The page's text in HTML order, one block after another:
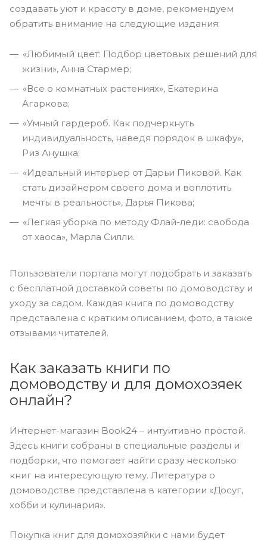
создавать уют и красоту в доме, рекомендуем
обратить внимание на следующие издания:
«Любимый цвет: Подбор цветовых решений для
жизни», Анна Стармер;
«Все о комнатных растениях», Екатерина
Агаркова;
«Умный гардероб. Как подчеркнуть
индивидуальность, наведя порядок в шкафу»,
Риз Анушка;
«Идеальный интерьер от Дарьи Пиковой. Как
стать дизайнером своего дома и воплотить
мечты в реальность», Дарья Пикова;
«Легкая уборка по методу Флай-леди: свобода
от хаоса», Марла Силли.
Пользователи портала могут подобрать и заказать
с бесплатной доставкой советы по домоводству и
уходу за садом. Каждая книга по домоводству
представлена с кратким описанием, фото, а также
отзывами читателей.
Как заказать книги по
домоводству и для домохозяек
онлайн?
Интернет-магазин Book24 – интуитивно простой.
Здесь книги собраны в специальные разделы и
подборки, что помогает найти сразу несколько
книг на интересующую тему. Литература о
домоводстве представлена в категории «Досуг,
хобби и кулинария».
Покупка книг для домохозяйки с нами будет